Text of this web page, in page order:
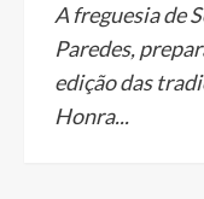
A freguesia de
Paredes,
edição das
Honra...